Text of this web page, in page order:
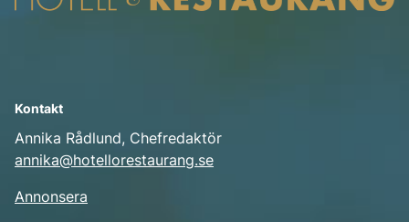
Kontakt
Annika Rådlund, Chefredaktör
annika@hotellorestaurang.se
Annonsera